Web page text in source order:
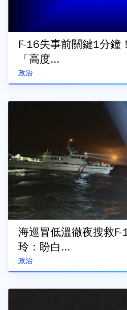
政治
F-16失事前關鍵1分鐘
「高度...
政治
海巡冒低溫徹夜搜救
玲：盼白...